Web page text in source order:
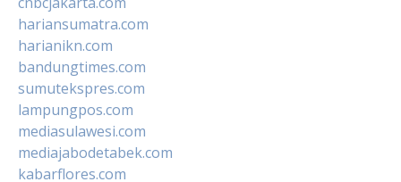
hariansumatra.com
harianikn.com
bandungtimes.com
sumutekspres.com
lampungpos.com
mediasulawesi.com
mediajabodetabek.com
kabarflores.com